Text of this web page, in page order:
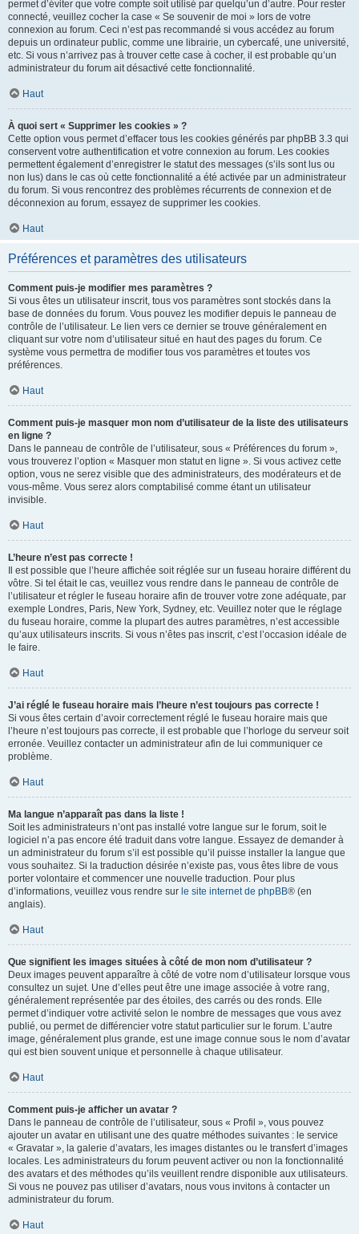
permet d’éviter que votre compte soit utilisé par quelqu’un d’autre. Pour rester
connecté, veuillez cocher la case « Se souvenir de moi » lors de votre
connexion au forum. Ceci n’est pas recommandé si vous accédez au forum
depuis un ordinateur public, comme une librairie, un cybercafé, une université,
etc. Si vous n’arrivez pas à trouver cette case à cocher, il est probable qu’un
administrateur du forum ait désactivé cette fonctionnalité.
Haut
À quoi sert « Supprimer les cookies » ?
Cette option vous permet d’effacer tous les cookies générés par phpBB 3.3 qui
conservent votre authentification et votre connexion au forum. Les cookies
permettent également d’enregistrer le statut des messages (s’ils sont lus ou
non lus) dans le cas où cette fonctionnalité a été activée par un administrateur
du forum. Si vous rencontrez des problèmes récurrents de connexion et de
déconnexion au forum, essayez de supprimer les cookies.
Haut
Préférences et paramètres des utilisateurs
Comment puis-je modifier mes paramètres ?
Si vous êtes un utilisateur inscrit, tous vos paramètres sont stockés dans la
base de données du forum. Vous pouvez les modifier depuis le panneau de
contrôle de l’utilisateur. Le lien vers ce dernier se trouve généralement en
cliquant sur votre nom d’utilisateur situé en haut des pages du forum. Ce
système vous permettra de modifier tous vos paramètres et toutes vos
préférences.
Haut
Comment puis-je masquer mon nom d’utilisateur de la liste des utilisateurs
en ligne ?
Dans le panneau de contrôle de l’utilisateur, sous « Préférences du forum »,
vous trouverez l’option « Masquer mon statut en ligne ». Si vous activez cette
option, vous ne serez visible que des administrateurs, des modérateurs et de
vous-même. Vous serez alors comptabilisé comme étant un utilisateur
invisible.
Haut
L’heure n’est pas correcte !
Il est possible que l’heure affichée soit réglée sur un fuseau horaire différent du
vôtre. Si tel était le cas, veuillez vous rendre dans le panneau de contrôle de
l’utilisateur et régler le fuseau horaire afin de trouver votre zone adéquate, par
exemple Londres, Paris, New York, Sydney, etc. Veuillez noter que le réglage
du fuseau horaire, comme la plupart des autres paramètres, n’est accessible
qu’aux utilisateurs inscrits. Si vous n’êtes pas inscrit, c’est l’occasion idéale de
le faire.
Haut
J’ai réglé le fuseau horaire mais l’heure n’est toujours pas correcte !
Si vous êtes certain d’avoir correctement réglé le fuseau horaire mais que
l’heure n’est toujours pas correcte, il est probable que l’horloge du serveur soit
erronée. Veuillez contacter un administrateur afin de lui communiquer ce
problème.
Haut
Ma langue n’apparaît pas dans la liste !
Soit les administrateurs n’ont pas installé votre langue sur le forum, soit le
logiciel n’a pas encore été traduit dans votre langue. Essayez de demander à
un administrateur du forum s’il est possible qu’il puisse installer la langue que
vous souhaitez. Si la traduction désirée n’existe pas, vous êtes libre de vous
porter volontaire et commencer une nouvelle traduction. Pour plus
d’informations, veuillez vous rendre sur le site internet de phpBB® (en
anglais).
Haut
Que signifient les images situées à côté de mon nom d’utilisateur ?
Deux images peuvent apparaître à côté de votre nom d’utilisateur lorsque vous
consultez un sujet. Une d’elles peut être une image associée à votre rang,
généralement représentée par des étoiles, des carrés ou des ronds. Elle
permet d’indiquer votre activité selon le nombre de messages que vous avez
publié, ou permet de différencier votre statut particulier sur le forum. L’autre
image, généralement plus grande, est une image connue sous le nom d’avatar
qui est bien souvent unique et personnelle à chaque utilisateur.
Haut
Comment puis-je afficher un avatar ?
Dans le panneau de contrôle de l’utilisateur, sous « Profil », vous pouvez
ajouter un avatar en utilisant une des quatre méthodes suivantes : le service
« Gravatar », la galerie d’avatars, les images distantes ou le transfert d’images
locales. Les administrateurs du forum peuvent activer ou non la fonctionnalité
des avatars et des méthodes qu’ils veuillent rendre disponible aux utilisateurs.
Si vous ne pouvez pas utiliser d’avatars, nous vous invitons à contacter un
administrateur du forum.
Haut